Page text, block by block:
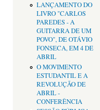
LANÇAMENTO DO
LIVRO "CARLOS
PAREDES - A
GUITARRA DE UM
POVO", DE OTÁVIO
FONSECA, EM 4 DE
ABRIL
O MOVIMENTO
ESTUDANTIL E A
REVOLUÇÃO DE
ABRIL -
CONFERÊNCIA